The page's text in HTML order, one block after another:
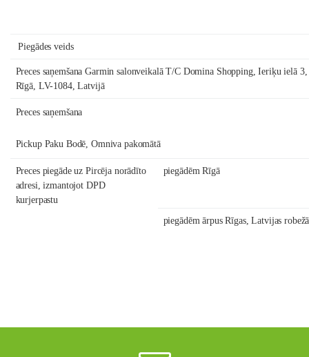
Piegādes veids
Preces saņemšanaGarmin salonveikalā T/C Domina Shopping, Ieriķu ielā 3,
Rīgā, LV-1084, Latvijā
Preces saņemšana
Pickup Paku Bodē, Omniva pakomātā
Preces piegāde uz Pircēja norādīto
adresi, izmantojot DPD
kurjerpastu
piegādēm Rīgā
piegādēm ārpus Rīgas, Latvijas